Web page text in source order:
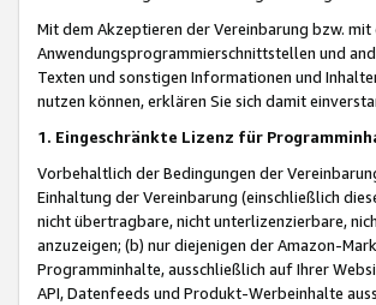
Mit dem Akzeptieren der Vereinbarung bzw.
Anwendungsprogrammierschnittstellen und
Texten und sonstigen Informationen und
nutzen können, erklären Sie sich damit
1. Eingeschränkte Lizenz für
Vorbehaltlich der Bedingungen der
Einhaltung der Vereinbarung (einschließlich
nicht übertragbare, nicht unterlizenzierbare,
anzuzeigen; (b) nur diejenigen der Amazon-
Programminhalte, ausschließlich auf Ihrer
API, Datenfeeds und Produkt-Werbeinhalte